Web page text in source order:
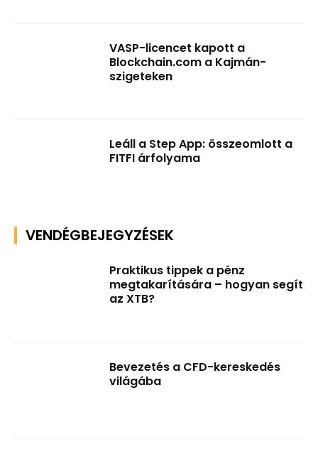
VASP-licencet kapott a
Blockchain.com a Kajmán-
szigeteken
Leáll a Step App: összeomlott a
FITFI árfolyama
VENDÉGBEJEGYZÉSEK
Praktikus tippek a pénz
megtakarítására – hogyan segít
az XTB?
Bevezetés a CFD-kereskedés
világába